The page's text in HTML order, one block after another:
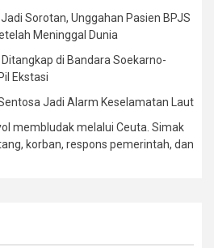
Sorotan, Unggahan Pasien BPJS
Meninggal Dunia
di Bandara Soekarno-
Ekstasi
Jadi Alarm Keselamatan Laut
membludak melalui Ceuta. Simak
korban, respons pemerintah, dan